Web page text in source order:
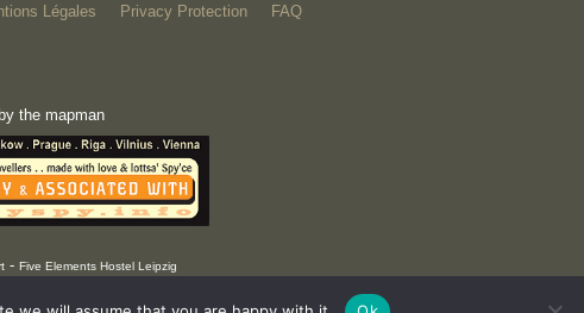
Légales Privacy Protection FAQ
the mapman
- Five Elements Hostel Leipzig